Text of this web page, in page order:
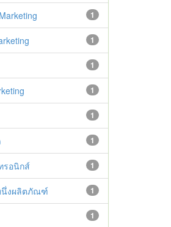
1
1
1
1
1
1
1
รอนิกส์
1
นึ่งผลิตภัณฑ์
1